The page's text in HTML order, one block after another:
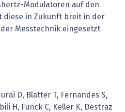
Modulatoren auf den
diese in Zukunft breit in der
Messtechnik eingesetzt
D, Blatter T, Fernandes S,
H, Funck C, Keller K, Destraz